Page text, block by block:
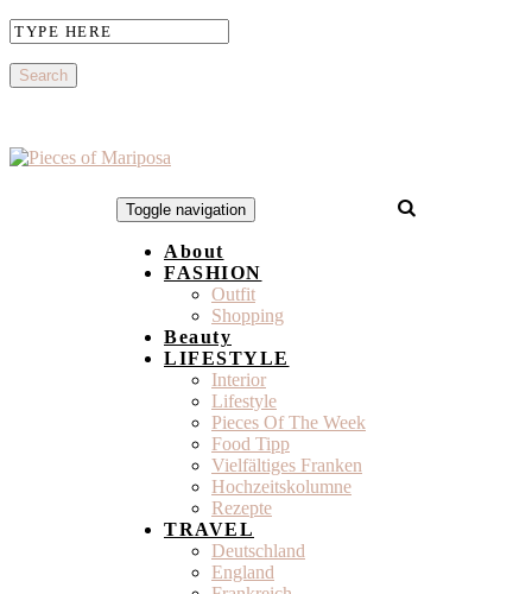
Toggle navigation
About
FASHION
Outfit
Shopping
Beauty
LIFESTYLE
Interior
Lifestyle
Pieces Of The Week
Food Tipp
Vielfältiges Franken
Hochzeitskolumne
Rezepte
TRAVEL
Deutschland
England